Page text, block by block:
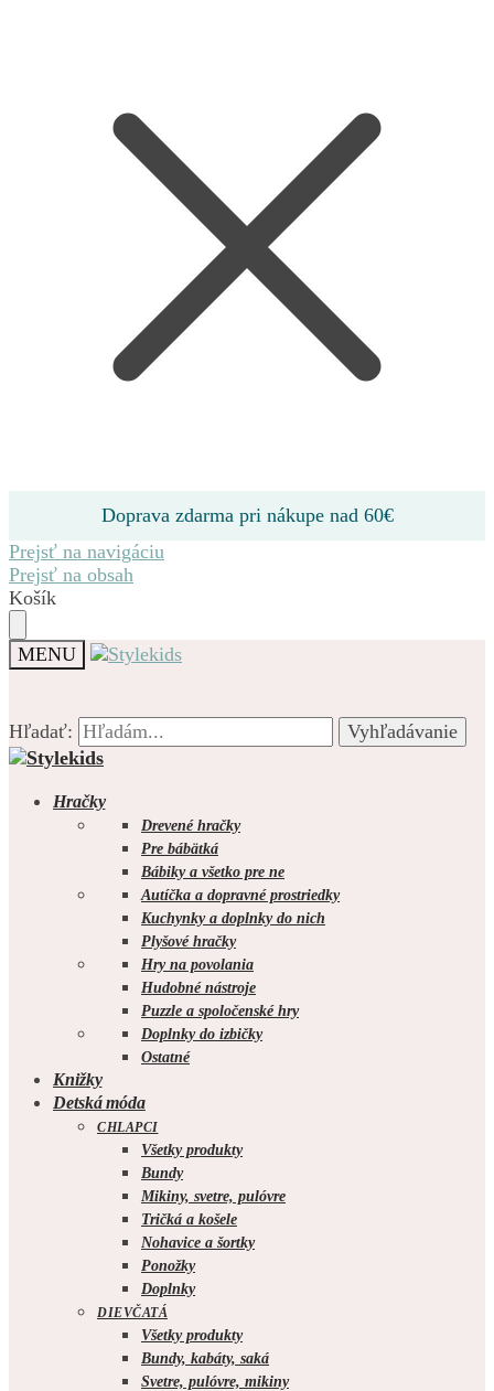
Prejsť na navigáciu
Prejsť na obsah
Košík
MENU
Hľadať: Vyhľadávanie
0.00
Hľadať: Vyhľadávanie
Hračky
Drevené hračky
Pre bábätká
Bábiky a všetko pre ne
Autíčka a dopravné prostriedky
Kuchynky a doplnky do nich
Plyšové hračky
Hry na povolania
Hudobné nástroje
Puzzle a spoločenské hry
Doplnky do izbičky
Ostatné
Knižky
Detská móda
CHLAPCI
Všetky produkty
Bundy
Mikiny, svetre, pulóvre
Tričká a košele
Nohavice a šortky
Ponožky
Doplnky
DIEVČATÁ
Všetky produkty
Bundy, kabáty, saká
Svetre, pulóvre, mikiny
Doprava zdarma pri nákupe nad 60€